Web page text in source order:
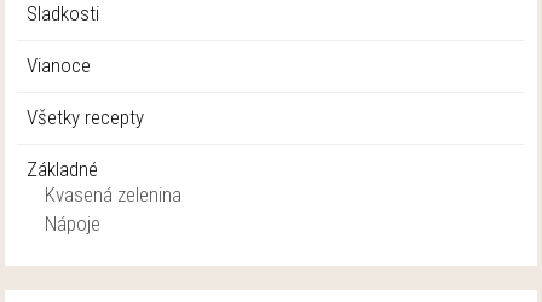
Sladkosti
Vianoce
Všetky recepty
Základné
Kvasená zelenina
Nápoje